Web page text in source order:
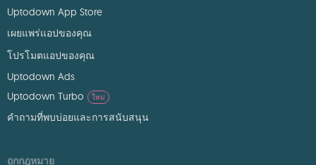
Uptodown App Store
เผยแพร่แอปของคุณ
โปรโมตแอปของคุณ
Uptodown Ads
Uptodown Turbo
ใหม่
คำถามที่พบบ่อยและการสนับสนุน
ถูกกฎหมาย